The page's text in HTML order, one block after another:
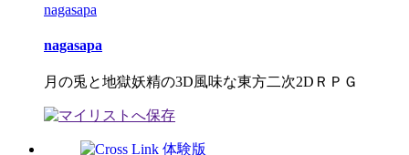
nagasapa
nagasapa
月の兎と地獄妖精の3D風味な東方二次2DＲＰＧ